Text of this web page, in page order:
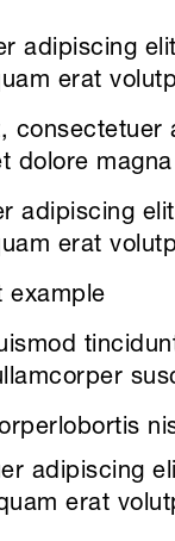
adipiscing
erat
consectetuer
dolore
adipiscing
erat
example
adipiscing
erat